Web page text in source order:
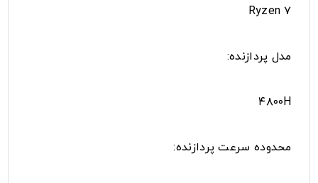
Ryzen ۷
مدل پردازنده:
۴۸۰۰H
محدوده سرعت پردازنده: